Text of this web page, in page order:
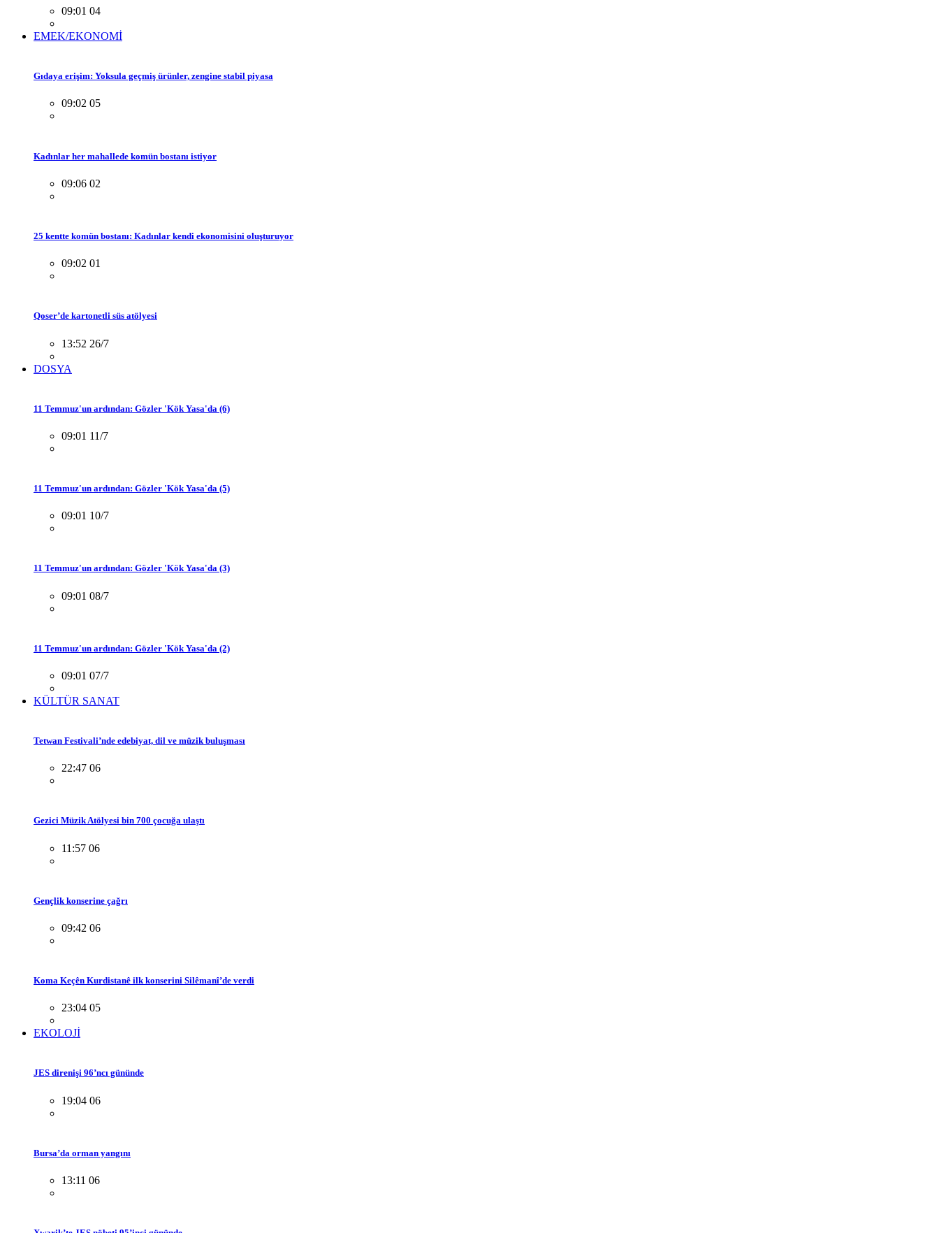
09:01 04
EMEK/EKONOMİ
Gıdaya erişim: Yoksula geçmiş ürünler, zengine stabil piyasa
09:02 05
Kadınlar her mahallede komün bostanı istiyor
09:06 02
25 kentte komün bostanı: Kadınlar kendi ekonomisini oluşturuyor
09:02 01
Qoser’de kartonetli süs atölyesi
13:52 26/7
DOSYA
11 Temmuz'un ardından: Gözler 'Kök Yasa'da (6)
09:01 11/7
11 Temmuz'un ardından: Gözler 'Kök Yasa'da (5)
09:01 10/7
11 Temmuz'un ardından: Gözler 'Kök Yasa'da (3)
09:01 08/7
11 Temmuz'un ardından: Gözler 'Kök Yasa'da (2)
09:01 07/7
KÜLTÜR SANAT
Tetwan Festivali’nde edebiyat, dil ve müzik buluşması
22:47 06
Gezici Müzik Atölyesi bin 700 çocuğa ulaştı
11:57 06
Gençlik konserine çağrı
09:42 06
Koma Keçên Kurdistanê ilk konserini Silêmanî’de verdi
23:04 05
EKOLOJİ
JES direnişi 96’ncı gününde
19:04 06
Bursa’da orman yangını
13:11 06